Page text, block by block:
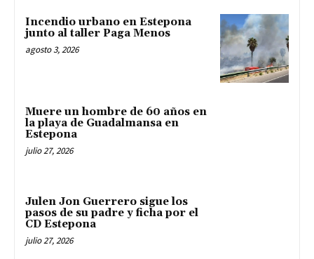
Incendio urbano en Estepona
junto al taller Paga Menos
agosto 3, 2026
Muere un hombre de 60 años en
la playa de Guadalmansa en
Estepona
julio 27, 2026
Julen Jon Guerrero sigue los
pasos de su padre y ficha por el
CD Estepona
julio 27, 2026